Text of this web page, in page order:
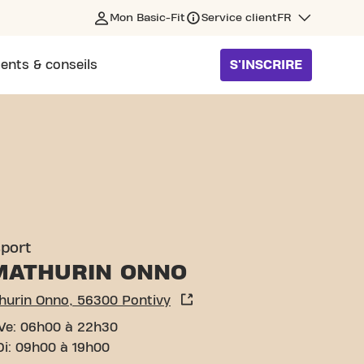
Mon Basic-Fit Service client FR
& conseils S'INSCRIRE
ONNO
Onno, 56300 Pontivy
06h00 à 22h30
09h00 à 19h00